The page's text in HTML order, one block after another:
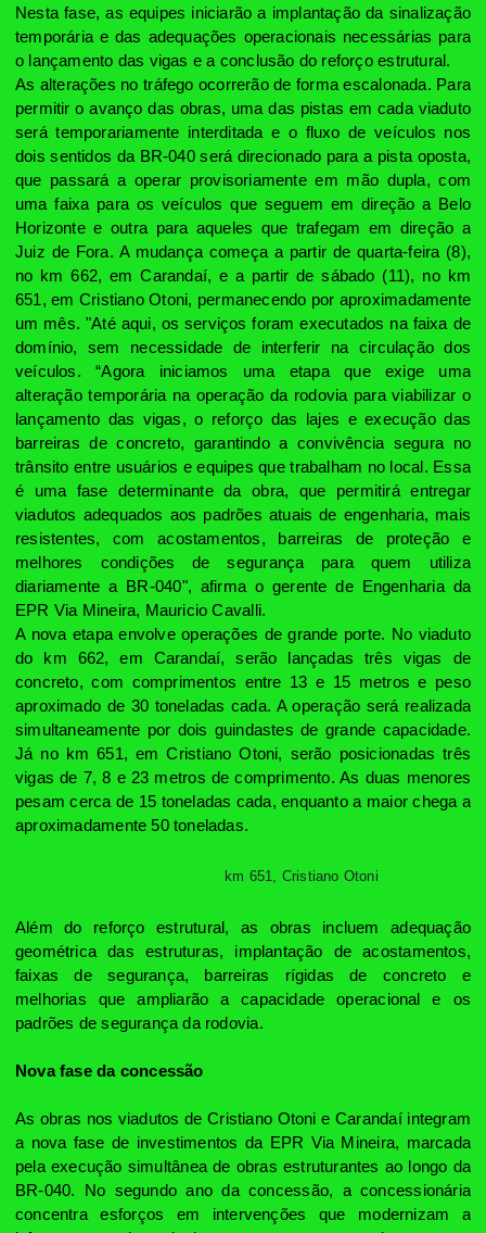
Nesta fase, as equipes iniciarão a implantação da sinalização
temporária e das adequações operacionais necessárias para
o lançamento das vigas e a conclusão do reforço estrutural.
As alterações no tráfego ocorrerão de forma escalonada. Para
permitir o avanço das obras, uma das pistas em cada viaduto
será temporariamente interditada e o fluxo de veículos nos
dois sentidos da BR-040 será direcionado para a pista oposta,
que passará a operar provisoriamente em mão dupla, com
uma faixa para os veículos que seguem em direção a Belo
Horizonte e outra para aqueles que trafegam em direção a
Juiz de Fora. A mudança começa a partir de quarta-feira (8),
no km 662, em Carandaí, e a partir de sábado (11), no km
651, em Cristiano Otoni, permanecendo por aproximadamente
um mês. "Até aqui, os serviços foram executados na faixa de
domínio, sem necessidade de interferir na circulação dos
veículos.“Agora iniciamos uma etapa que exige uma
alteração temporária na operação da rodovia para viabilizar o
lançamento das vigas, o reforço das lajes e execução das
barreiras de concreto, garantindo a convivência segura no
trânsito entre usuários e equipes que trabalham no local. Essa
é uma fase determinante da obra, que permitirá entregar
viadutos adequados aos padrões atuais de engenharia, mais
resistentes, com acostamentos, barreiras de proteção e
melhores condições de segurança para quem utiliza
diariamente a BR-040", afirma o gerente de Engenharia da
EPR Via Mineira, Mauricio Cavalli.
A nova etapa envolve operações de grande porte. No viaduto
do km 662, em Carandaí, serão lançadas três vigas de
concreto, com comprimentos entre 13 e 15 metros e peso
aproximado de 30 toneladas cada. A operação será realizada
simultaneamente por dois guindastes de grande capacidade.
Já no km 651, em Cristiano Otoni, serão posicionadas três
vigas de 7, 8 e 23 metros de comprimento. As duas menores
pesam cerca de 15 toneladas cada, enquanto a maior chega a
aproximadamente 50 toneladas.
km 651, Cristiano Otoni
Além do reforço estrutural, as obras incluem adequação
geométrica das estruturas, implantação de acostamentos,
faixas de segurança, barreiras rígidas de concreto e
melhorias que ampliarão a capacidade operacional e os
padrões de segurança da rodovia.
Nova fase da concessão
As obras nos viadutos de Cristiano Otoni e Carandaí integram
a nova fase de investimentos da EPR Via Mineira, marcada
pela execução simultânea de obras estruturantes ao longo da
BR-040. No segundo ano da concessão, a concessionária
concentra esforços em intervenções que modernizam a